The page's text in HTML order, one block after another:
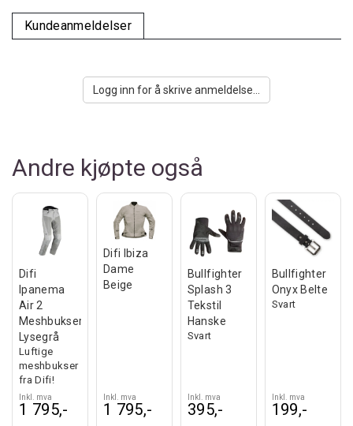
Kundeanmeldelser
Logg inn for å skrive anmeldelse...
Andre kjøpte også
Difi
Ipanema
Air 2
Meshbukser
Lysegrå
Luftige
meshbukser
fra Difi!
Inkl. mva
1 795,-
Difi Ibiza
Dame
Beige
Inkl. mva
1 795,-
Bullfighter
Splash 3
Tekstil
Hanske
Svart
Inkl. mva
395,-
Bullfighter
Onyx Belte
Svart
Inkl. mva
199,-